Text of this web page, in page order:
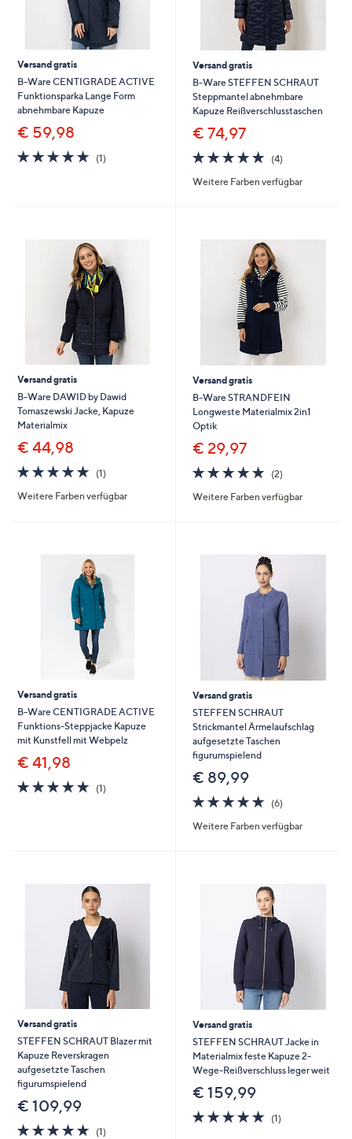
Versand gratis
B-Ware CENTIGRADE ACTIVE
Funktionsparka Lange Form
abnehmbare Kapuze
€ 59,98
5.0
von
(1)1
Versand gratis
B-Ware STEFFEN SCHRAUT
Steppmantel abnehmbare
Kapuze Reißverschlusstaschen
€ 74,97
5.0
von
5
(4)
Weitere Farben verfügbar
Versand gratis
B-Ware DAWID by Dawid
Tomaszewski Jacke, Kapuze
Materialmix
€ 44,98
5.0
von
5
(1)1
Weitere Farben verfügbar
Versand gratis
B-Ware STRANDFEIN
Longweste Materialmix 2in1
Optik
€ 29,97
5.0
von
5
(2)
Weitere Farben verfügbar
Versand gratis
B-Ware CENTIGRADE ACTIVE
Funktions-Steppjacke Kapuze
mit Kunstfell mit Webpelz
€ 41,98
5.0
von
(1)1
Versand gratis
STEFFEN SCHRAUT
Strickmantel Ärmelaufschlag
aufgesetzte Taschen
figurumspielend
€ 89,99
5.0
von
5
(6)
Weitere Farben verfügbar
Versand gratis
STEFFEN SCHRAUT Blazer mit
Kapuze Reverskragen
aufgesetzte Taschen
figurumspielend
€ 109,99
5.0
(1)1
Versand gratis
STEFFEN SCHRAUT Jacke in
Materialmix feste Kapuze 2-
Wege-Reißverschluss leger weit
€ 159,99
5.0
von
(1)